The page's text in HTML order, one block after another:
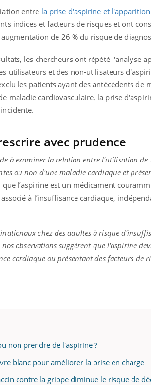
entre la prise d'aspirine et
indices et facteurs de risques et ont
de 26 % du risque de
les chercheurs ont répété l'analyse
utilisateurs et des non-utilisateurs
les patients ayant des antécédents de
maladie cardiovasculaire, la prise
avec prudence
à examiner la relation entre l'utilisation
ou non d'une maladie cardiaque et
l’aspirine est un médicament
à l’insuffisance cardiaque,
chez des adultes à risque
observations suggèrent que l'aspirine
cardiaque ou présentant des facteurs de
non prendre de l'aspirine ?
blanc pour améliorer la prise en charge
contre la grippe diminue le risque de